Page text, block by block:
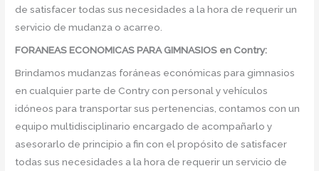
de satisfacer todas sus necesidades a la hora de requerir un
servicio de mudanza o acarreo.
FORANEAS ECONOMICAS PARA GIMNASIOS en Contry:
Brindamos mudanzas foráneas económicas para gimnasios
en cualquier parte de Contry con personal y vehículos
idóneos para transportar sus pertenencias, contamos con un
equipo multidisciplinario encargado de acompañarlo y
asesorarlo de principio a fin con el propósito de satisfacer
todas sus necesidades a la hora de requerir un servicio de